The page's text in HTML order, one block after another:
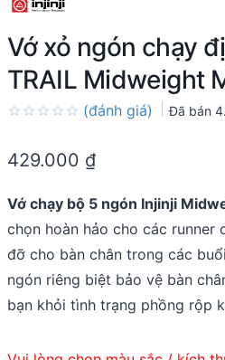
Vớ xỏ ngón chạy
TRAIL Midweight
out
(đánh giá) Đã bán
429.000 ₫
Vớ chạy bộ 5 ngón Injinji
chọn hoàn hảo cho các runner
đỡ cho bàn chân trong các
ngón riêng biệt bảo vệ bàn
bạn khỏi tình trạng phồng rộp